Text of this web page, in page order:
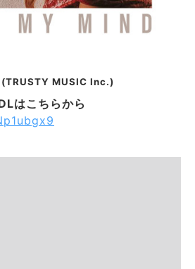
MUSIC Inc.)
はこちらから